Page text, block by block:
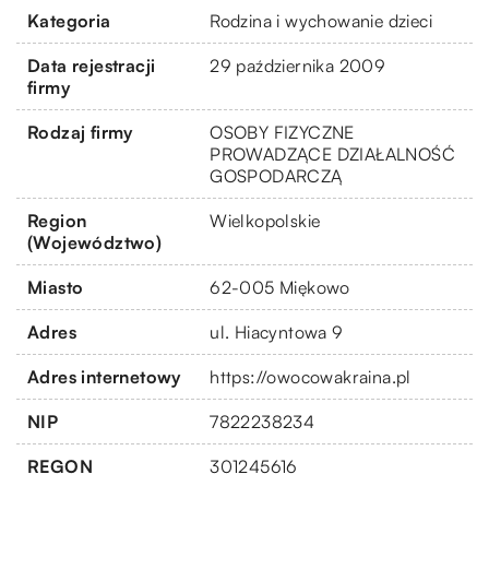
Kategoria Rodzina i wychowanie dzieci
Data rejestracji
firmy
29 października 2009
Rodzaj firmy
OSOBY FIZYCZNE
PROWADZĄCE DZIAŁALNOŚĆ
GOSPODARCZĄ
Region
(Województwo)
Wielkopolskie
Miasto 62-005 Miękowo
Adres ul. Hiacyntowa 9
Adres internetowy https://owocowakraina.pl
NIP 7822238234
REGON 301245616